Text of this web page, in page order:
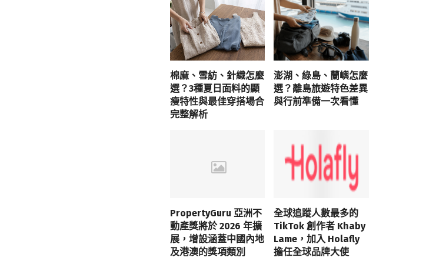
棉麻、雪紡、針織怎麼
選？3種夏日面料的顯
瘦特性與最佳穿搭場合
完整解析
澎湖、綠島、蘭嶼怎麼
選？離島旅遊特色差異
與行前準備一次看懂
PropertyGuru 亞洲不
動產獎將於 2026 年擴
展，增設涵蓋中國內地
及港澳的獎項類別
全球追蹤人數最多的
TikTok 創作者 Khaby
Lame，加入 Holafly
擔任全球品牌大使